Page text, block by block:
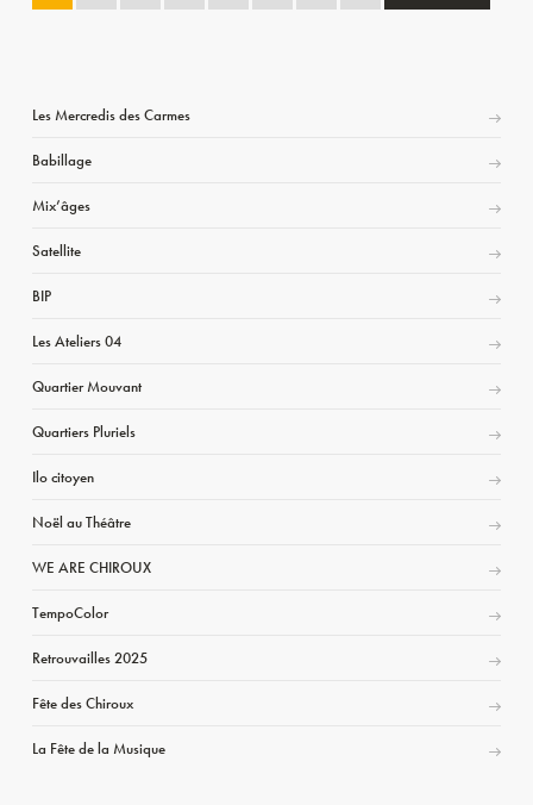
Les Mercredis des Carmes
Babillage
Mix’âges
Satellite
BIP
Les Ateliers 04
Quartier Mouvant
Quartiers Pluriels
Ilo citoyen
Noël au Théâtre
WE ARE CHIROUX
TempoColor
Retrouvailles 2025
Fête des Chiroux
La Fête de la Musique